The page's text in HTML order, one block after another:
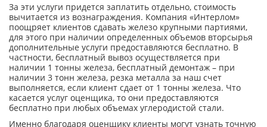
За эти услуги придется заплатить отдельно, стоимость
вычитается из вознаграждения. Компания «Интерлом»
поощряет клиентов сдавать железо крупными партиями,
для этого при наличии определенных объемов вторсырья
дополнительные услуги предоставляются бесплатно. В
частности, бесплатный вывоз осуществляется при
наличии 1 тонны железа, бесплатный демонтаж – при
наличии 3 тонн железа, резка металла за наш счет
выполняется, если клиент сдает от 1 тонны железа. Что
касается услуг оценщика, то они предоставляются
бесплатно при любых объемах углеродистой стали.
Именно благодаря оценщику клиенты могут узнать точную